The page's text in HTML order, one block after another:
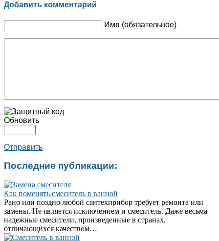
Добавить комментарий
Имя (обязательное)
Обновить
Отправить
Последние публикации:
Как поменять смеситель в ванной
Рано или поздно любой сантехприбор требует ремонта или
замены. Не является исключением и смеситель. Даже весьма
надежные смесители, произведенные в странах,
отличающихся качеством…